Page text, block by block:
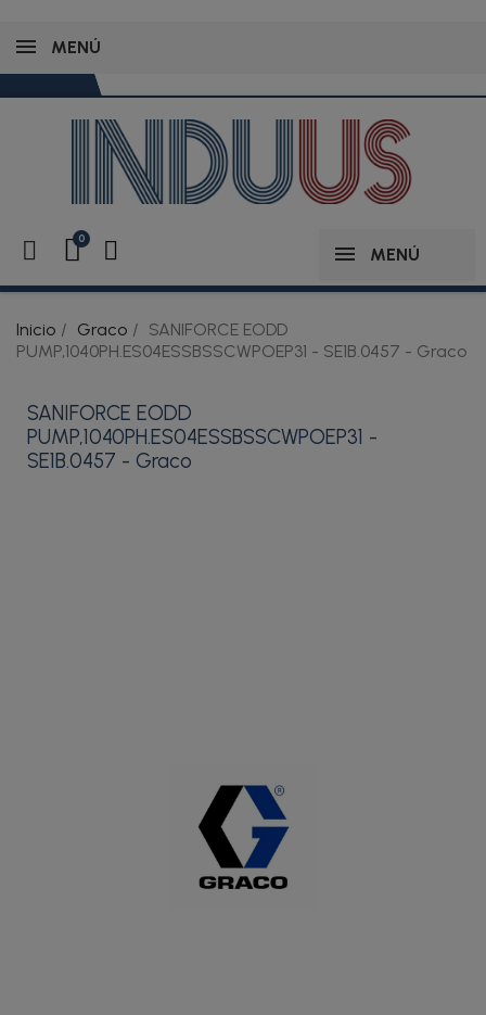
MENÚ
MENÚ
Inicio Graco
SANIFORCE EODD
PUMP,1040PH.ES04ESSBSSCWPOEP31 - SE1B.0457 - Graco
SANIFORCE EODD
PUMP,1040PH.ES04ESSBSSCWPOEP31 -
SE1B.0457 - Graco